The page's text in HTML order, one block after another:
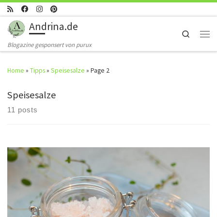
Skip to content
Andrina.de
Blogazine gesponsert von purux
Search
Home » Tipps» Speisesalze » Page 2
Speisesalze
11 posts